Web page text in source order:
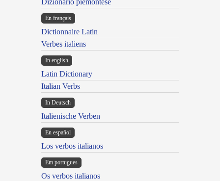
Dizionario piemontese
En français
Dictionnaire Latin
Verbes italiens
In english
Latin Dictionary
Italian Verbs
In Deutsch
Italienische Verben
En español
Los verbos italianos
Em portugues
Os verbos italianos